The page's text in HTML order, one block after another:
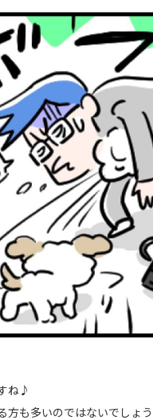
ね♪
方も多いのではないでしょ